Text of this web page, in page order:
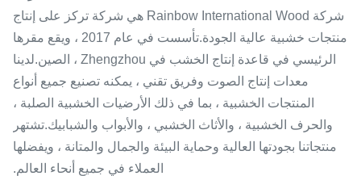
شركة Rainbow International Wood هي شركة تركز على إنتاج
منتجات خشبية عالية الجودة.تأسست في عام 2017 ، ويقع مقرها
الرئيسي في قاعدة إنتاج الخشب في Zhengzhou ، الصين.لدينا
معدات إنتاج الصوت وفريق تقني ، يمكنه تصنيع جميع أنواع
المنتجات الخشبية ، بما في ذلك الأرضيات الخشبية الصلبة ،
والحرف الخشبية ، والأثاث الخشبي ، والأبواب والشبابيك.تشتهر
منتجاتنا بجودتها العالية وحماية البيئة والجمال والمتانة ، ويفضلها
العملاء في جميع أنحاء العالم.